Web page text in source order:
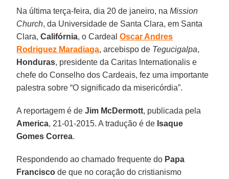
Na última terça-feira, dia 20 de janeiro, naMission
Church, da Universidade de Santa Clara, em Santa
Clara,Califórnia, o CardealOscar Andres
Rodriguez Maradiaga, arcebispo de Tegucigalpa,
Honduras, presidente da Caritas Internationalis e
chefe do Conselho dos Cardeais, fez uma importante
palestra sobre “O significado da misericórdia”.
A reportagem é deJim McDermott, publicada pela
America, 21-01-2015. A tradução é de Isaque
Gomes Correa.
Respondendo ao chamado frequente do Papa
Francisco de que no coração do cristianismo